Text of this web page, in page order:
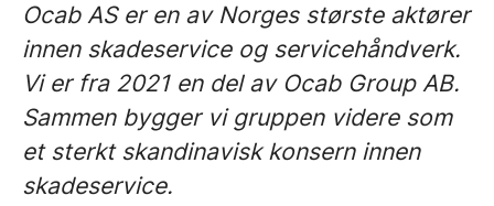
Ocab AS er en av Norges største aktører
innen skadeservice og servicehåndverk.
Vi er fra 2021 en del av Ocab Group AB.
Sammen bygger vi gruppen videre som
et sterkt skandinavisk konsern innen
skadeservice.